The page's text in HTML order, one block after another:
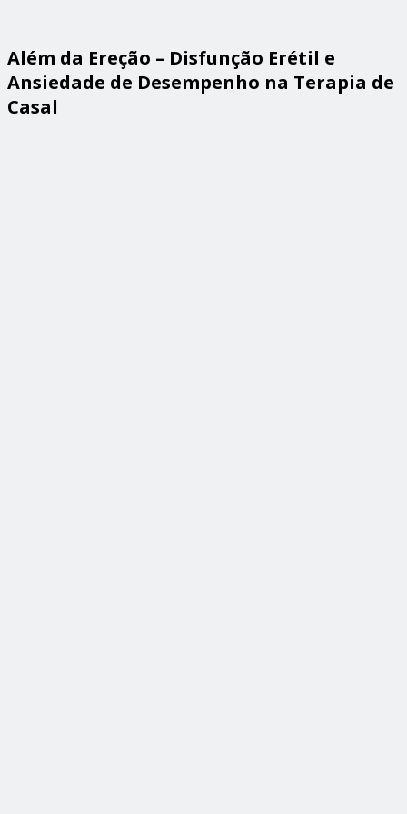
Além da Ereção – Disfunção Erétil e
Ansiedade de Desempenho na Terapia de
Casal